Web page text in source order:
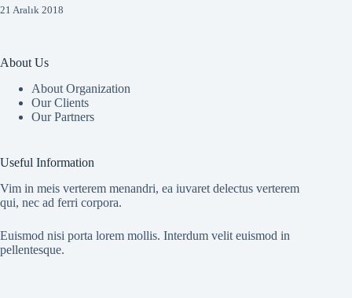
21 Aralık 2018
About Us
About Organization
Our Clients
Our Partners
Useful Information
Vim in meis verterem menandri, ea iuvaret delectus verterem
qui, nec ad ferri corpora.
Euismod nisi porta lorem mollis. Interdum velit euismod in
pellentesque.